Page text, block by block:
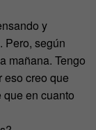
y
. Pero, según
mañana. Tengo
eso creo que
en cuanto